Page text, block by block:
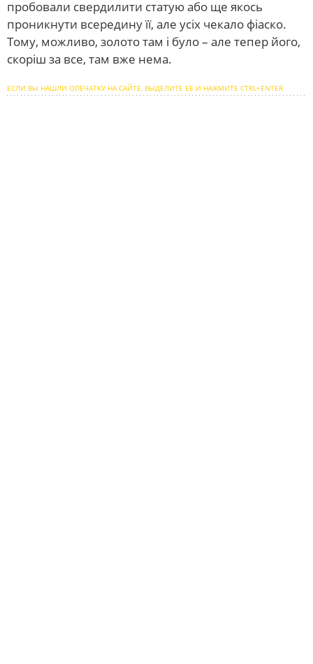
пробовали свердилити статую або ще якось
проникнути всередину її, але усіх чекало фіаско.
Тому, можливо, золото там і було – але тепер його,
скоріш за все, там вже нема.
ЕСЛИ ВЫ НАШЛИ ОПЕЧАТКУ НА САЙТЕ, ВЫДЕЛИТЕ ЕЕ И НАЖМИТЕ CTRL+ENTER